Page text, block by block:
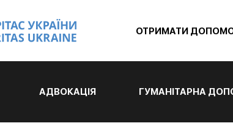
ОТРИМАТИ
АДВОКАЦІЯ ГУМАНІТАРНА